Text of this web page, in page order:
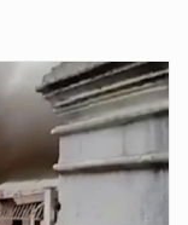
මහර බන්ධනාගාරයේ අද ඇතිවූ සිද්ධියෙන් තුවාල ලැබූ බව කියන රැඳවියන් ගණන ඉහළ ගොස් තිබේ. ඒ…